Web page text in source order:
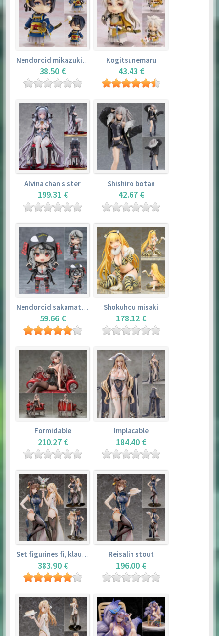
Nendoroid mikazuki munechika
38.50 €
Kogitsunemaru
43.43 €
Alvina chan sister
199.31 €
Shishiro botan
42.67 €
Nendoroid sakamata chloe
59.66 €
Shokuhou misaki
178.12 €
Formidable
210.27 €
Implacable
184.40 €
Set figurines fi, klaudia valentz, reisalin stout
383.90 €
Reisalin stout
196.00 €